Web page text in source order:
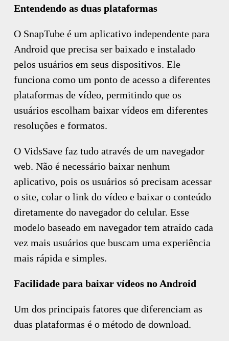
Entendendo as duas plataformas
O SnapTube é um aplicativo independente para
Android que precisa ser baixado e instalado
pelos usuários em seus dispositivos. Ele
funciona como um ponto de acesso a diferentes
plataformas de vídeo, permitindo que os
usuários escolham baixar vídeos em diferentes
resoluções e formatos.
O VidsSave faz tudo através de um navegador
web. Não é necessário baixar nenhum
aplicativo, pois os usuários só precisam acessar
o site, colar o link do vídeo e baixar o conteúdo
diretamente do navegador do celular. Esse
modelo baseado em navegador tem atraído cada
vez mais usuários que buscam uma experiência
mais rápida e simples.
Facilidade para baixar vídeos no Android
Um dos principais fatores que diferenciam as
duas plataformas é o método de download.